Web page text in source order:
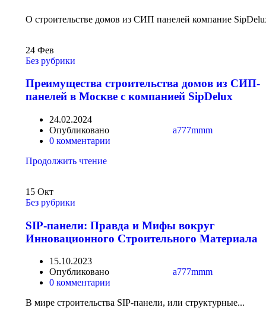
О строительстве домов из СИП панелей компание
24 Фев
Без рубрики
Преимущества строительства домов из СИП-
панелей в Москве с компанией SipDelux
24.02.2024
Опубликовано
a777mmm
0 комментарии
Продолжить чтение
15 Окт
Без рубрики
SIP-панели: Правда и Мифы вокруг
Инновационного Строительного Материала
15.10.2023
Опубликовано
a777mmm
0 комментарии
В мире строительства SIP-панели, или структурные...